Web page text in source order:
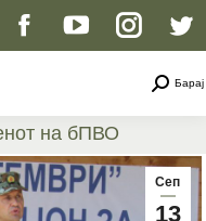
Facebook
opens
in
YouTube
opens
in
page
in
Барај
на бПВО
here:
Сеп
13